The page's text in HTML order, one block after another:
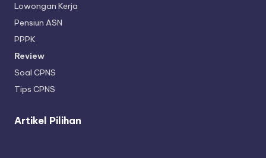
Lowongan Kerja
Pensiun ASN
PPPK
Review
Soal CPNS
Tips CPNS
Artikel Pilihan